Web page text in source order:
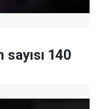
140